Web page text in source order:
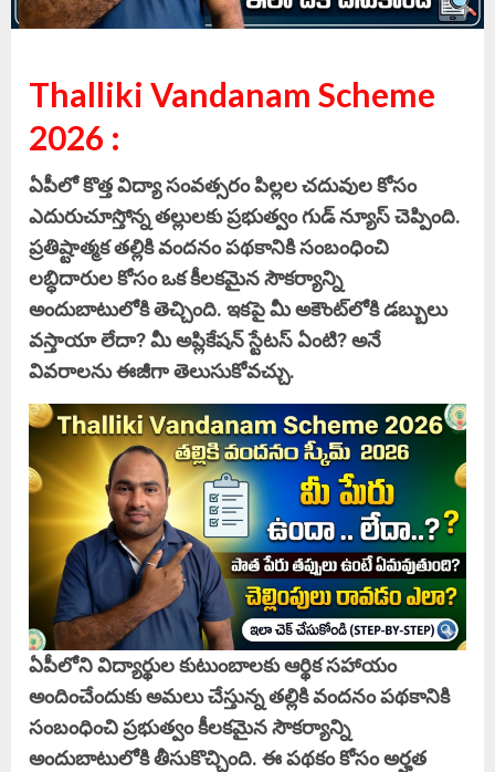
Thalliki Vandanam Scheme
2026 :
ఏపీలో కొత్త విద్యా సంవత్సరం పిల్లల చదువుల కోసం
ఎదురుచూస్తోన్న తల్లులకు ప్రభుత్వం గుడ్ న్యూస్ చెప్పింది.
ప్రతిష్టాత్మక తల్లికి వందనం పథకానికి సంబంధించి
లబ్ధిదారుల కోసం ఒక కీలకమైన సౌకర్యాన్ని
అందుబాటులోకి తెచ్చింది. ఇకపై మీ అకౌంట్‌లోకి డబ్బులు
వస్తాయా లేదా? మీ అప్లికేషన్ స్టేటస్ ఏంటి? అనే
వివరాలను ఈజీగా తెలుసుకోవచ్చు.
ఏపీలోని విద్యార్థుల కుటుంబాలకు ఆర్థిక సహాయం
అందించేందుకు అమలు చేస్తున్న తల్లికి వందనం పథకానికి
సంబంధించి ప్రభుత్వం కీలకమైన సౌకర్యాన్ని
అందుబాటులోకి తీసుకొచ్చింది. ఈ పథకం కోసం అర్హత